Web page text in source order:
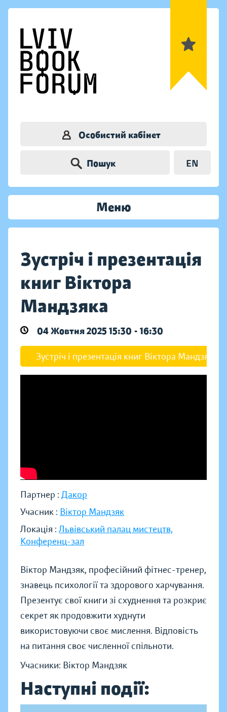
Особистий кабінет
Пошук EN
Меню
Зустріч і презентація
книг Віктора
Мандзяка
04 Жовтня 2025 15:30 - 16:30
Зустріч і презентація книг Віктора Мандзяка
Партнер : Дакор
Учасник : Віктор Мандзяк
Локація : Львівський палац мистецтв,
Конференц-зал
Віктор Мандзяк, професійний фітнес-тренер,
знавець психології та здорового харчування.
Презентує свої книги зі схуднення та розкриє
секрет як продовжити худнути
використовуючи своє мислення. Відповість
на питання своє численної спільноти.
Учасники: Віктор Мандзяк
Наступні події: